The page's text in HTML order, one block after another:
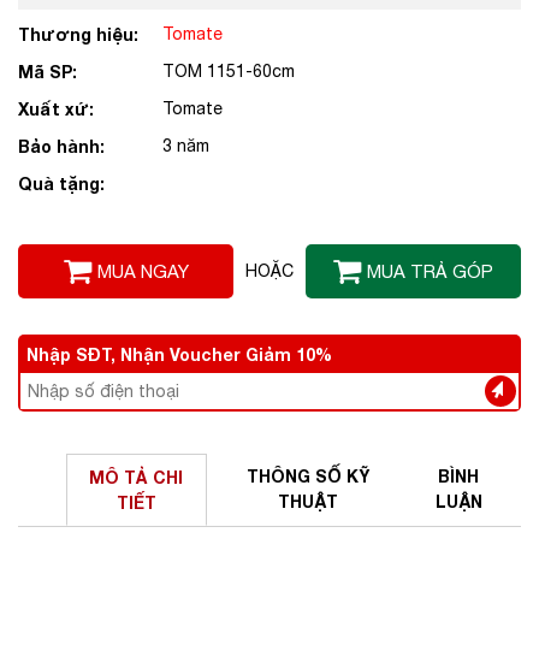
Thương hiệu: Tomate
Mã SP: TOM 1151-60cm
Xuất xứ: Tomate
Bảo hành: 3 năm
Quà tặng:
MUA NGAY HOẶC MUA TRẢ GÓP
Nhập SĐT, Nhận Voucher Giảm 10%
MÔ TẢ CHI
TIẾT
THÔNG SỐ KỸ
THUẬT
BÌNH
LUẬN